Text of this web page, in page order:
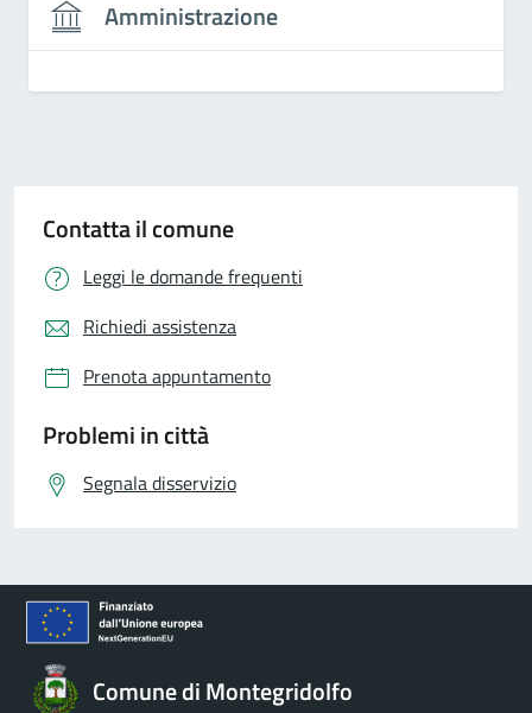
Amministrazione
Contatta il comune
Leggi le domande frequenti
Richiedi assistenza
Prenota appuntamento
Problemi in città
Segnala disservizio
Comune di Montegridolfo